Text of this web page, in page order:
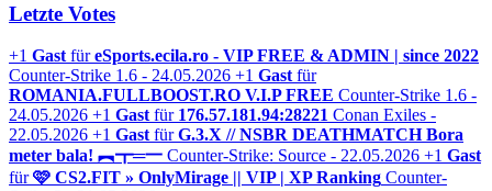
Letzte Votes
+1 Gast für eSports.ecila.ro - VIP FREE & ADMIN | since 2022
Counter-Strike 1.6 - 24.05.2026 +1 Gast für
ROMANIA.FULLBOOST.RO V.I.P FREE Counter-Strike 1.6 -
24.05.2026 +1 Gast für 176.57.181.94:28221 Conan Exiles -
22.05.2026 +1 Gast für G.3.X // NSBR DEATHMATCH Bora
meter bala! ︻┳═一 Counter-Strike: Source - 22.05.2026 +1 Gast
für 🩷 CS2.FIT » OnlyMirage || VIP | XP Ranking Counter-